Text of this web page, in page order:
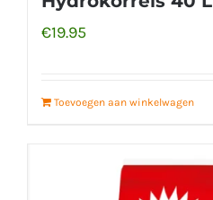
€19.95
Toevoegen aan winkelwagen